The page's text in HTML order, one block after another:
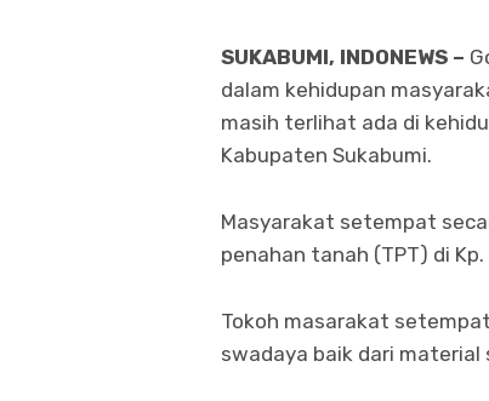
SUKABUMI, INDONEWS –
dalam kehidupan
masih terlihat ada di
Kabupaten Sukabumi.
Masyarakat setempat
penahan tanah (TPT) di
Tokoh masarakat
swadaya baik dari